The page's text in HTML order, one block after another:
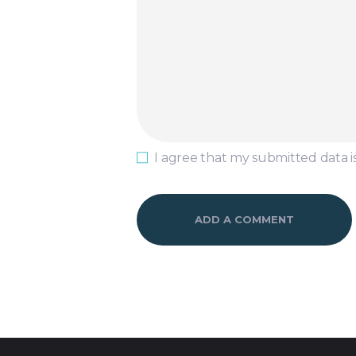
I agree that my submitted data